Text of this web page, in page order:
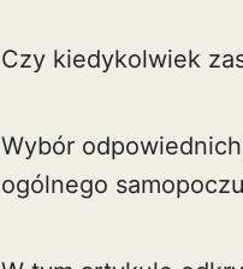
Czy kiedykolwiek
Wybór
ogólnego